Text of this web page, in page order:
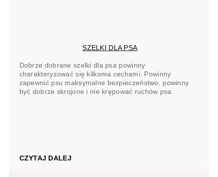
SZELKI DLA PSA
Dobrze dobrane szelki dla psa powinny
charakteryzować się kilkoma cechami. Powinny
zapewnić psu maksymalne bezpieczeństwo, powinny
być dobrze skrojone i nie krępować ruchów psa.
CZYTAJ DALEJ